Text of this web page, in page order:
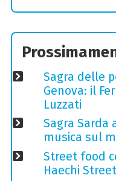
Sagra delle
Genova: il
Luzzati
Sagra Sarda
musica sul
Street food
Haechi